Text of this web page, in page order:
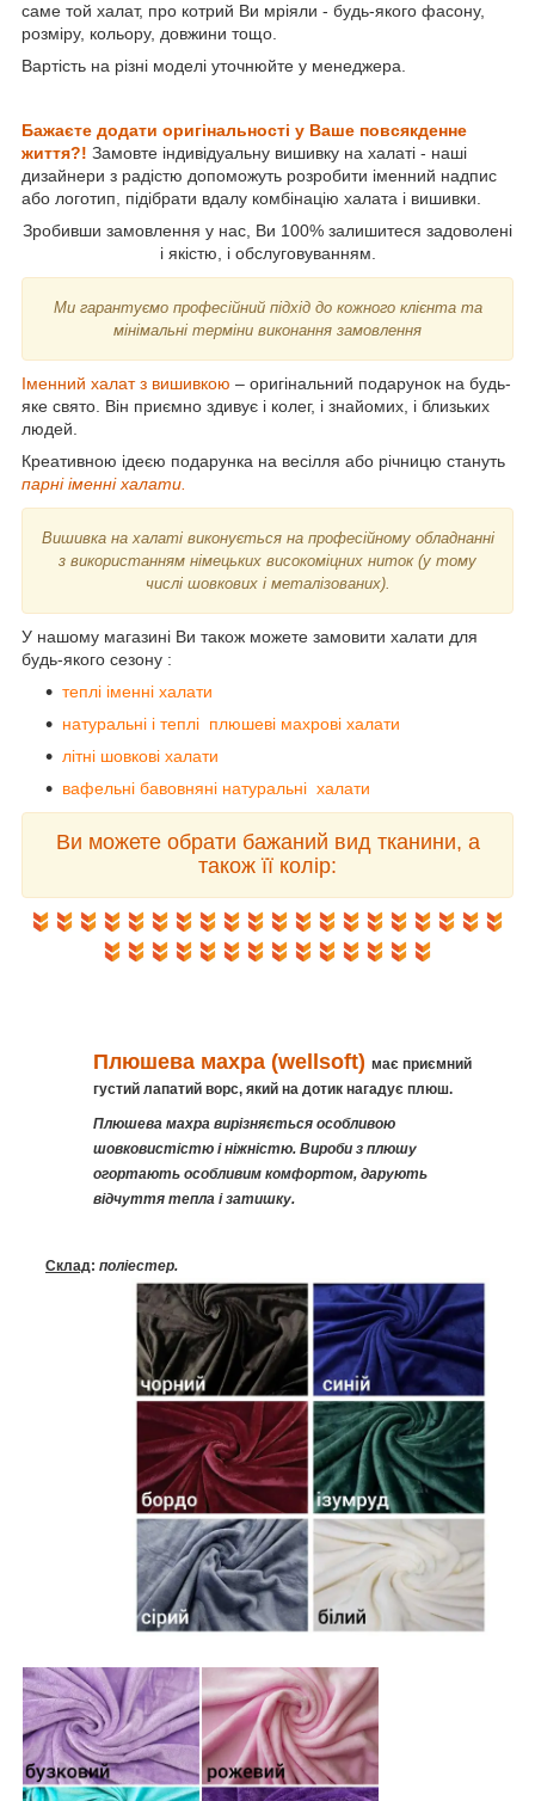
саме той халат, про котрий Ви мріяли - будь-якого фасону,
розміру, кольору, довжини тощо.
Вартість на різні моделі уточнюйте у менеджера.
Бажаєте додати оригінальності у Ваше повсякденне
життя?! Замовте індивідуальну вишивку на халаті - наші
дизайнери з радістю допоможуть розробити іменний надпис
або логотип, підібрати вдалу комбінацію халата і вишивки.
Зробивши замовлення у нас, Ви 100% залишитеся задоволені
і якістю, і обслуговуванням.
Ми гарантуємо професійний підхід до кожного клієнта та
мінімальні терміни виконання замовлення
Іменний халат з вишивкою – оригінальний подарунок на будь-
яке свято. Він приємно здивує і колег, і знайомих, і близьких
людей.
Креативною ідеєю подарунка на весілля або річницю стануть
парні іменні халати.
Вишивка на халаті виконується на професійному обладнанні
з використанням німецьких високоміцних ниток (у тому
числі шовкових і металізованих).
У нашому магазині Ви також можете замовити халати для
будь-якого сезону :
теплі іменні халати
натуральні і теплі плюшеві махрові халати
літні шовкові халати
вафельні бавовняні натуральні халати
Ви можете обрати бажаний вид тканини, а
також її колір:
Плюшева махра (wellsoft) має приємний
густий лапатий ворс, який на дотик нагадує плюш.
Плюшева махра вирізняється особливою
шовковистістю і ніжністю. Вироби з плюшу
огортають особливим комфортом, дарують
відчуття тепла і затишку.
Склад: поліестер.